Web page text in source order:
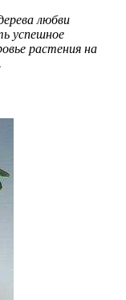
любви
успешное
растения на